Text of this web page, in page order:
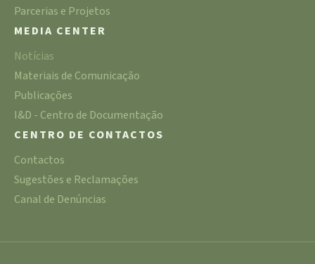
Parcerias e Projetos
MEDIA CENTER
Notícias
Materiais de Comunicação
Publicações
I&D - Centro de Documentação
CENTRO DE CONTACTOS
Contactos
Sugestões e Reclamações
Canal de Denúncias